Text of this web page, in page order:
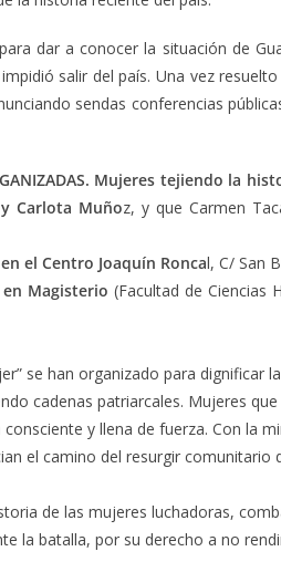
dar a conocer la situación de
salir del país. Una vez
sendas conferencias
Mujeres tejiendo la
Carlota Muñoz, y que Carmen
el Centro Joaquín Roncal, C/ San
Magisterio (Facultad de Ciencias
se han organizado para dignificar
cadenas patriarcales. Mujeres
y llena de fuerza. Con la
el camino del resurgir comunitario
de las mujeres luchadoras,
la batalla, por su derecho a no